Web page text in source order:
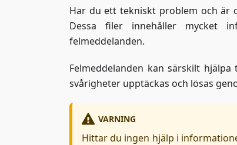
Har du ett tekniskt problem och är
Dessa filer innehåller mycket
felmeddelanden.
Felmeddelanden kan särskilt
svårigheter upptäckas och lösas
VARNING
Hittar du ingen hjälp i